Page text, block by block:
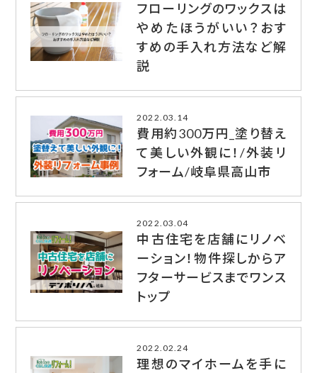
フローリングのワックスは
やめたほうがいい？おす
すめの手入れ方法など解
説
2022.03.14
費用約300万円_塗り替え
て美しい外観に！/外装リ
フォーム/岐阜県高山市
2022.03.04
中古住宅を店舗にリノベ
ーション！物件探しからア
フターサービスまでワンス
トップ
2022.02.24
理想のマイホームを手に